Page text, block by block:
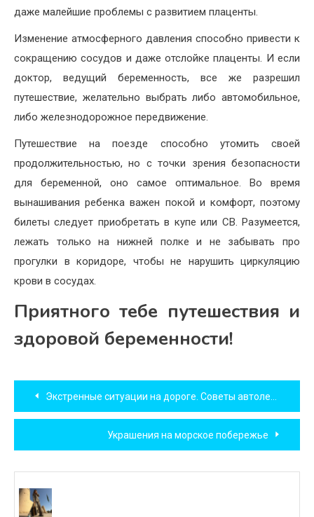
даже малейшие проблемы с развитием плаценты.
Изменение атмосферного давления способно привести к
сокращению сосудов и даже отслойке плаценты. И если
доктор, ведущий беременность, все же разрешил
путешествие, желательно выбрать либо автомобильное,
либо железнодорожное передвижение.
Путешествие на поезде способно утомить своей
продолжительностью, но с точки зрения безопасности
для беременной, оно самое оптимальное. Во время
вынашивания ребенка важен покой и комфорт, поэтому
билеты следует приобретать в купе или СВ. Разумеется,
лежать только на нижней полке и не забывать про
прогулки в коридоре, чтобы не нарушить циркуляцию
крови в сосудах.
Приятного тебе путешествия и
здоровой беременности!
Навигация
по
записям
Экстренные ситуации на дороге. Советы автоледи
Украшения на морское побережье